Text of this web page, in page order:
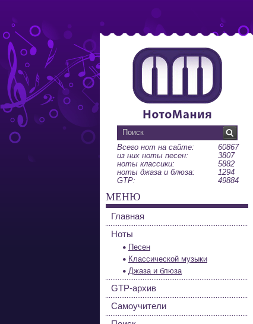
Всего нот на сайте:
60867
из них ноты песен:
3807
ноты классики:
5882
ноты джаза и блюза:
1294
GTP:
49884
МЕНЮ
Главная
Ноты
Песен
Классической музыки
Джаза и блюза
GTP-архив
Самоучители